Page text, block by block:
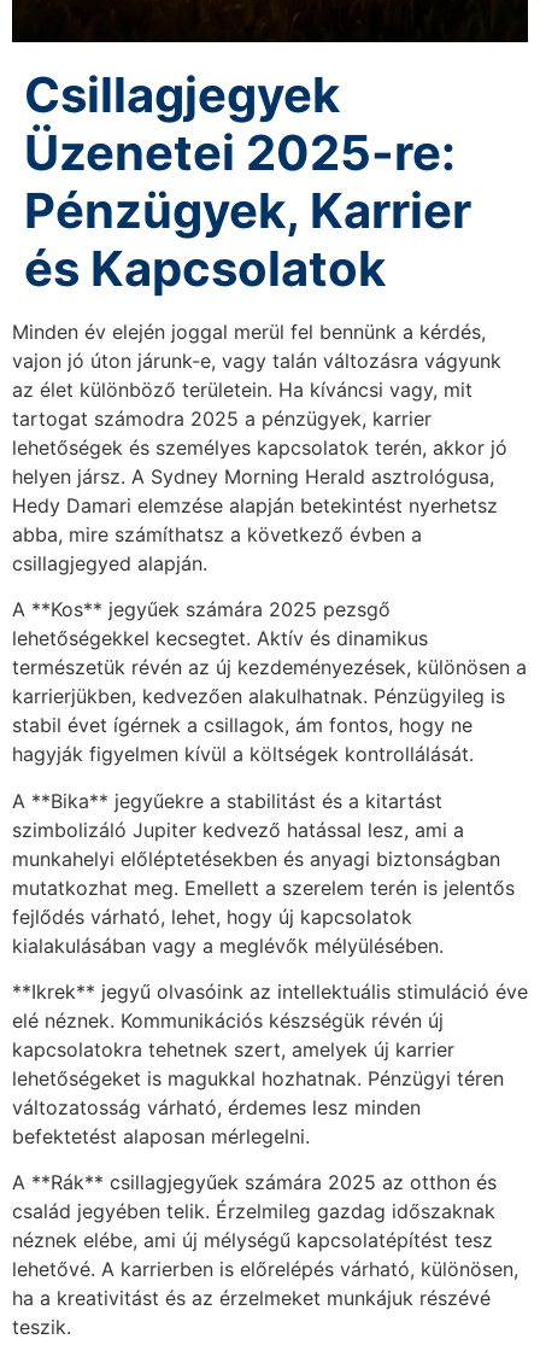
Csillagjegyek
Üzenetei 2025-re:
Pénzügyek, Karrier
és Kapcsolatok
Minden év elején joggal merül fel bennünk a kérdés,
vajon jó úton járunk-e, vagy talán változásra vágyunk
az élet különböző területein. Ha kíváncsi vagy, mit
tartogat számodra 2025 a pénzügyek, karrier
lehetőségek és személyes kapcsolatok terén, akkor jó
helyen jársz. A Sydney Morning Herald asztrológusa,
Hedy Damari elemzése alapján betekintést nyerhetsz
abba, mire számíthatsz a következő évben a
csillagjegyed alapján.
A **Kos** jegyűek számára 2025 pezsgő
lehetőségekkel kecsegtet. Aktív és dinamikus
természetük révén az új kezdeményezések, különösen a
karrierjükben, kedvezően alakulhatnak. Pénzügyileg is
stabil évet ígérnek a csillagok, ám fontos, hogy ne
hagyják figyelmen kívül a költségek kontrollálását.
A **Bika** jegyűekre a stabilitást és a kitartást
szimbolizáló Jupiter kedvező hatással lesz, ami a
munkahelyi előléptetésekben és anyagi biztonságban
mutatkozhat meg. Emellett a szerelem terén is jelentős
fejlődés várható, lehet, hogy új kapcsolatok
kialakulásában vagy a meglévők mélyülésében.
**Ikrek** jegyű olvasóink az intellektuális stimuláció éve
elé néznek. Kommunikációs készségük révén új
kapcsolatokra tehetnek szert, amelyek új karrier
lehetőségeket is magukkal hozhatnak. Pénzügyi téren
változatosság várható, érdemes lesz minden
befektetést alaposan mérlegelni.
A **Rák** csillagjegyűek számára 2025 az otthon és
család jegyében telik. Érzelmileg gazdag időszaknak
néznek elébe, ami új mélységű kapcsolatépítést tesz
lehetővé. A karrierben is előrelépés várható, különösen,
ha a kreativitást és az érzelmeket munkájuk részévé
teszik.